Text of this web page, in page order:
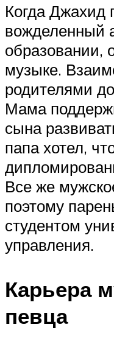
Когда Джахид
вожделенный
образовании,
музыке.
родителями
Мама
сына
папа хотел,
Все же
поэтому
студентом
управления.
Карьера
певца